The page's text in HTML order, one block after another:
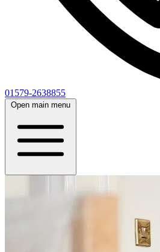
01579-2638855
Open main menu